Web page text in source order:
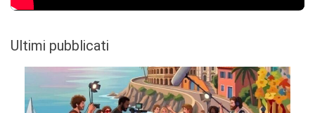
Ultimi pubblicati